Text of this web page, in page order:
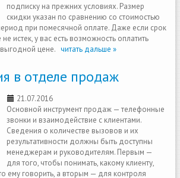
подписку на прежних условиях. Размер
скидки указан по сравнению со стоимостью
при помесячной оплате. Даже если срок
истек, у вас есть возможность оплатить
цене. читать дальше »
в отделе продаж
21.07.2016
Основной инструмент продаж — телефонные
звонки и взаимодействие с клиентами.
Сведения о количестве вызовов и их
результативности должны быть доступны
менеджерам и руководителям. Первым —
для того, чтобы понимать, какому клиенту,
ему говорить, а вторым — для контроля